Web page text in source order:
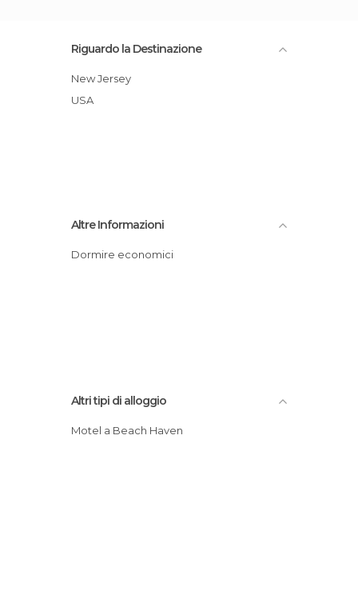
Riguardo la Destinazione
New Jersey
USA
Altre Informazioni
Dormire economici
Altri tipi di alloggio
Motel a Beach Haven